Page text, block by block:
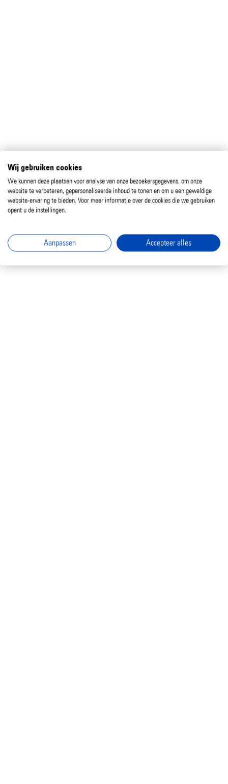
Wij gebruiken cookies
We kunnen deze plaatsen voor analyse van onze bezoekersgegevens, om onze
website te verbeteren, gepersonaliseerde inhoud te tonen en om u een geweldige
website-ervaring te bieden. Voor meer informatie over de cookies die we gebruiken
opent u de instellingen.
Aanpassen Accepteer alles